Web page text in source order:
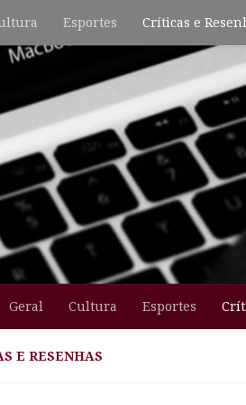
Esportes Críticas e
Geral Cultura Esportes
E RESENHAS